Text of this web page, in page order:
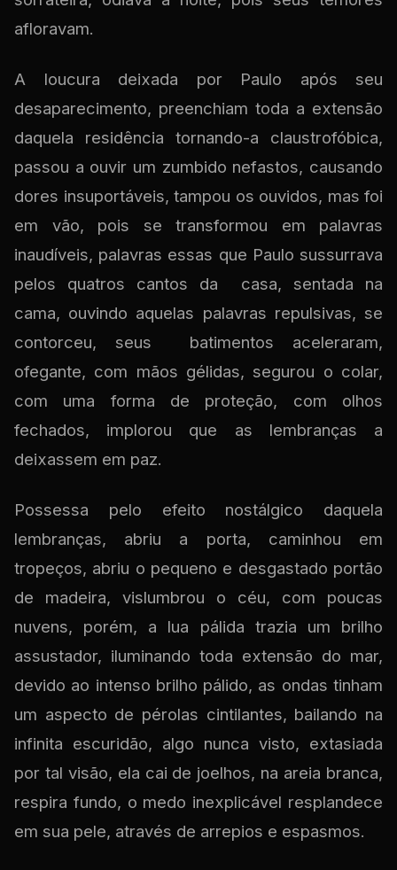
afloravam.
A loucura deixada por Paulo após seu
desaparecimento, preenchiam toda a extensão
daquela residência tornando-a claustrofóbica,
passou a ouvir um zumbido nefastos, causando
dores insuportáveis, tampou os ouvidos, mas foi
em vão, pois se transformou em palavras
inaudíveis, palavras essas que Paulo sussurrava
pelos quatros cantos da casa, sentada na
cama, ouvindo aquelas palavras repulsivas, se
contorceu, seus batimentos aceleraram,
ofegante, com mãos gélidas, segurou o colar,
com uma forma de proteção, com olhos
fechados, implorou que as lembranças a
deixassem em paz.
Possessa pelo efeito nostálgico daquela
lembranças, abriu a porta, caminhou em
tropeços, abriu o pequeno e desgastado portão
de madeira, vislumbrou o céu, com poucas
nuvens, porém, a lua pálida trazia um brilho
assustador, iluminando toda extensão do mar,
devido ao intenso brilho pálido, as ondas tinham
um aspecto de pérolas cintilantes, bailando na
infinita escuridão, algo nunca visto, extasiada
por tal visão, ela cai de joelhos, na areia branca,
respira fundo, o medo inexplicável resplandece
em sua pele, através de arrepios e espasmos.